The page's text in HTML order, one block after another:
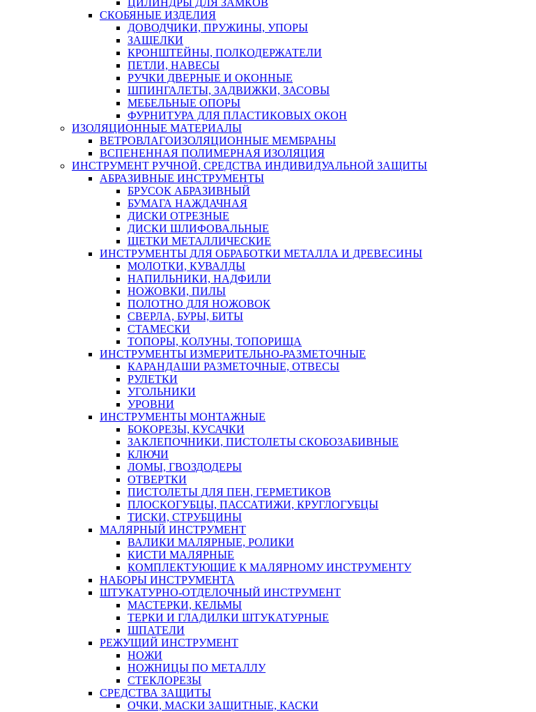
ЦИЛИНДРЫ ДЛЯ ЗАМКОВ
СКОБЯНЫЕ ИЗДЕЛИЯ
ДОВОДЧИКИ, ПРУЖИНЫ, УПОРЫ
ЗАЩЕЛКИ
КРОНШТЕЙНЫ, ПОЛКОДЕРЖАТЕЛИ
ПЕТЛИ, НАВЕСЫ
РУЧКИ ДВЕРНЫЕ И ОКОННЫЕ
ШПИНГАЛЕТЫ, ЗАДВИЖКИ, ЗАСОВЫ
МЕБЕЛЬНЫЕ ОПОРЫ
ФУРНИТУРА ДЛЯ ПЛАСТИКОВЫХ ОКОН
ИЗОЛЯЦИОННЫЕ МАТЕРИАЛЫ
ВЕТРОВЛАГОИЗОЛЯЦИОННЫЕ МЕМБРАНЫ
ВСПЕНЕННАЯ ПОЛИМЕРНАЯ ИЗОЛЯЦИЯ
ИНСТРУМЕНТ РУЧНОЙ, СРЕДСТВА ИНДИВИДУАЛЬНОЙ ЗАЩИТЫ
АБРАЗИВНЫЕ ИНСТРУМЕНТЫ
БРУСОК АБРАЗИВНЫЙ
БУМАГА НАЖДАЧНАЯ
ДИСКИ ОТРЕЗНЫЕ
ДИСКИ ШЛИФОВАЛЬНЫЕ
ЩЕТКИ МЕТАЛЛИЧЕСКИЕ
ИНСТРУМЕНТЫ ДЛЯ ОБРАБОТКИ МЕТАЛЛА И ДРЕВЕСИНЫ
МОЛОТКИ, КУВАЛДЫ
НАПИЛЬНИКИ, НАДФИЛИ
НОЖОВКИ, ПИЛЫ
ПОЛОТНО ДЛЯ НОЖОВОК
СВЕРЛА, БУРЫ, БИТЫ
СТАМЕСКИ
ТОПОРЫ, КОЛУНЫ, ТОПОРИЩА
ИНСТРУМЕНТЫ ИЗМЕРИТЕЛЬНО-РАЗМЕТОЧНЫЕ
КАРАНДАШИ РАЗМЕТОЧНЫЕ, ОТВЕСЫ
РУЛЕТКИ
УГОЛЬНИКИ
УРОВНИ
ИНСТРУМЕНТЫ МОНТАЖНЫЕ
БОКОРЕЗЫ, КУСАЧКИ
ЗАКЛЕПОЧНИКИ, ПИСТОЛЕТЫ СКОБОЗАБИВНЫЕ
КЛЮЧИ
ЛОМЫ, ГВОЗДОДЕРЫ
ОТВЕРТКИ
ПИСТОЛЕТЫ ДЛЯ ПЕН, ГЕРМЕТИКОВ
ПЛОСКОГУБЦЫ, ПАССАТИЖИ, КРУГЛОГУБЦЫ
ТИСКИ, СТРУБЦИНЫ
МАЛЯРНЫЙ ИНСТРУМЕНТ
ВАЛИКИ МАЛЯРНЫЕ, РОЛИКИ
КИСТИ МАЛЯРНЫЕ
КОМПЛЕКТУЮЩИЕ К МАЛЯРНОМУ ИНСТРУМЕНТУ
НАБОРЫ ИНСТРУМЕНТА
ШТУКАТУРНО-ОТДЕЛОЧНЫЙ ИНСТРУМЕНТ
МАСТЕРКИ, КЕЛЬМЫ
ТЕРКИ И ГЛАДИЛКИ ШТУКАТУРНЫЕ
ШПАТЕЛИ
РЕЖУЩИЙ ИНСТРУМЕНТ
НОЖИ
НОЖНИЦЫ ПО МЕТАЛЛУ
СТЕКЛОРЕЗЫ
СРЕДСТВА ЗАЩИТЫ
ОЧКИ, МАСКИ ЗАЩИТНЫЕ, КАСКИ